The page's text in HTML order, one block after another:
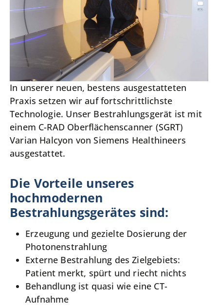
In unserer neuen, bestens ausgestatteten
Praxis setzen wir auf fortschrittlichste
Technologie. Unser Bestrahlungsgerät ist mit
einem C-RAD Oberflächenscanner (SGRT)
Varian Halcyon von Siemens Healthineers
ausgestattet.
Die Vorteile unseres
hochmodernen
Bestrahlungsgerätes sind:
Erzeugung und gezielte Dosierung der
Photonenstrahlung
Externe Bestrahlung des Zielgebiets:
Patient merkt, spürt und riecht nichts
Behandlung ist quasi wie eine CT-
Aufnahme